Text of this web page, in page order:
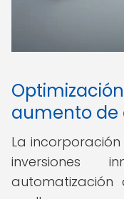
aumento de
La
inversiones